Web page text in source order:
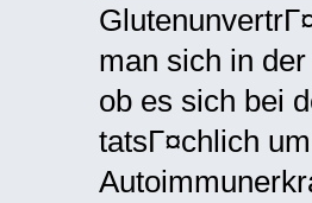
man sich in
ob es sich bei
tatsГ¤chlich